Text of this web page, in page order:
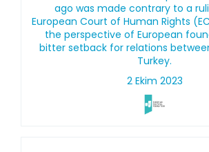
ago was made contrary to a
European Court of Human Rights
the perspective of European
bitter setback for relations
Turkey.
2 Ekim 2023